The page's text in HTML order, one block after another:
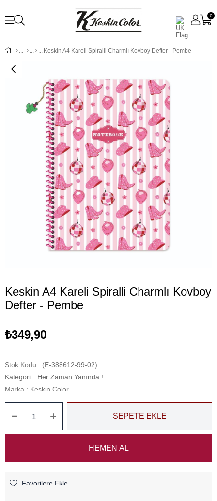
0
Keskin A4 Kareli Spiralli Charmlı Kovboy Defter - Pembe
Keskin A4 Kareli Spiralli Charmlı Kovboy
Defter - Pembe
₺349,90
Stok Kodu
(E-388612-99-02)
Kategori : Her Zaman Yanında !
Marka : Keskin Color
Favorilere Ekle